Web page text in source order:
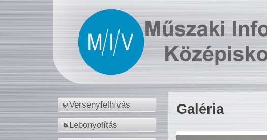
Versenyfelhívás
Lebonyolítás
Galéria